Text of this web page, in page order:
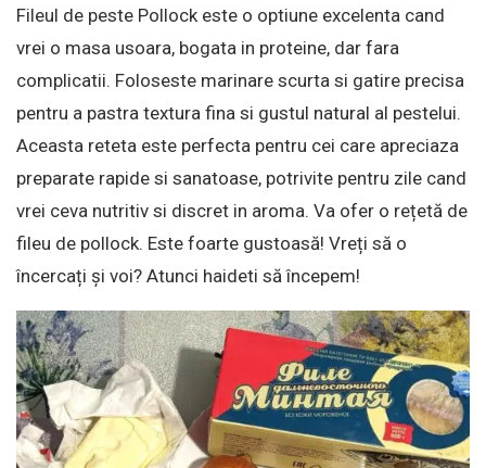
Fileul de peste Pollock este o optiune excelenta cand
vrei o masa usoara, bogata in proteine, dar fara
complicatii. Foloseste marinare scurta si gatire precisa
pentru a pastra textura fina si gustul natural al pestelui.
Aceasta reteta este perfecta pentru cei care apreciaza
preparate rapide si sanatoase, potrivite pentru zile cand
vrei ceva nutritiv si discret in aroma. Va ofer o rețetă de
fileu de pollock. Este foarte gustoasă! Vreți să o
încercați și voi? Atunci haideti să începem!